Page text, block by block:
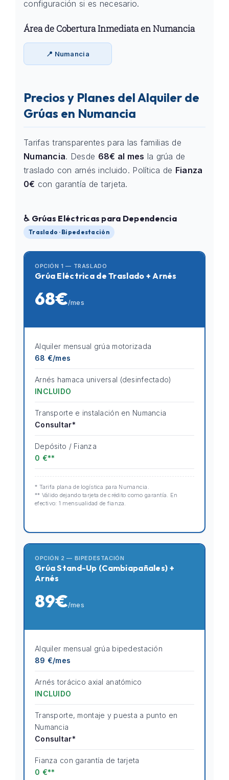
configuración si es necesario.
Área de Cobertura Inmediata en Numancia
📍 Numancia
Precios y Planes del Alquiler de
Grúas en Numancia
Tarifas transparentes para las familias de
Numancia. Desde 68€ al mes la grúa de
traslado con arnés incluido. Política de Fianza
0€ con garantía de tarjeta.
♿ Grúas Eléctricas para Dependencia
Traslado · Bipedestación
OPCIÓN 1 — TRASLADO
Grúa Eléctrica de Traslado + Arnés
68€/mes
Alquiler mensual grúa motorizada
68 €/mes
Arnés hamaca universal (desinfectado)
INCLUIDO
Transporte e instalación en Numancia
Consultar*
Depósito / Fianza
0 €**
* Tarifa plana de logística para Numancia.
** Válido dejando tarjeta de crédito como garantía. En
efectivo: 1 mensualidad de fianza.
OPCIÓN 2 — BIPEDESTACIÓN
Grúa Stand-Up (Cambiapañales) +
Arnés
89€/mes
Alquiler mensual grúa bipedestación
89 €/mes
Arnés torácico axial anatómico
INCLUIDO
Transporte, montaje y puesta a punto en
Numancia
Consultar*
Fianza con garantía de tarjeta
0 €**